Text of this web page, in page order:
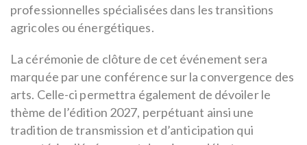
professionnelles spécialisées dans les transitions
agricoles ou énergétiques.
La cérémonie de clôture de cet événement sera
marquée par une conférence sur la convergence des
arts. Celle-ci permettra également de dévoiler le
thème de l’édition 2027, perpétuant ainsi une
tradition de transmission et d’anticipation qui